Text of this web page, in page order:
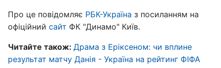
Про це повідомляє РБК-Україна з посиланням на
офіційний сайт ФК "Динамо" Київ.
Читайте також: Драма з Еріксеном: чи вплине
результат матчу Данія - Україна на рейтинг ФІФА